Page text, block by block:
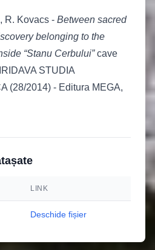
R. Kovacs - Between sacred
belonging to the
“Stanu Cerbului”cave
STUDIA
(28/2014) - Editura MEGA,
LINK
Deschide fișier